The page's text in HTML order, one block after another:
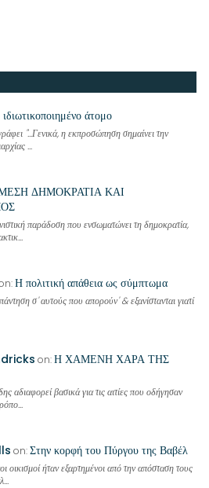
άτομο
"...Γενικά, η εκπροσώπηση σημαίνει την
...
ΔΗΜΟΚΡΑΤΙΑ ΚΑΙ
παράδοση που ενσωματώνει τη δημοκρατία,
Η πολιτική απάθεια ως σύμπτωμα
σ' αυτούς που απορούν' & εξανίστανται γιατί
on:Η ΧΑΜΕΝΗ ΧΑΡΑ ΤΗΣ
αδιαφορεί βασικά για τις αιτίες που οδήγησαν
on:Στην κορφή του Πύργου της Βαβέλ
οικισμοί ήταν εξαρτημένοι από την απόσταση τους